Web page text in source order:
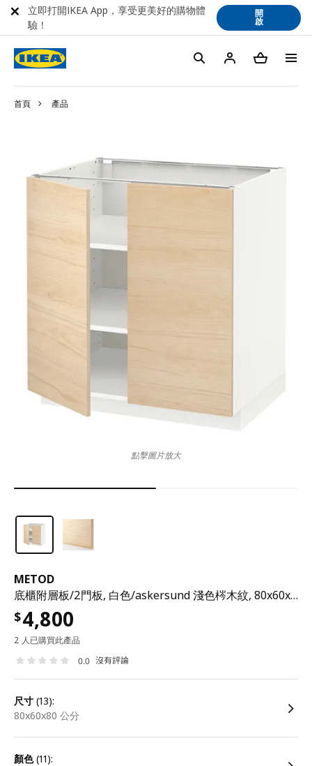
首頁 產品
METOD
底櫃附層板/2門板, 白色/askersund 淺色梣木紋, 80x60x80 公分
$4,800
2 人已購買此產品
0.0 沒有評論
尺寸 (13):
80x60x80 公分
顏色(11):
點擊圖片放大
立即打開IKEA App，享受更美好的購物體
驗！
開
啟